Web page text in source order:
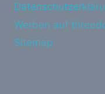
Werben auf
Sitemap